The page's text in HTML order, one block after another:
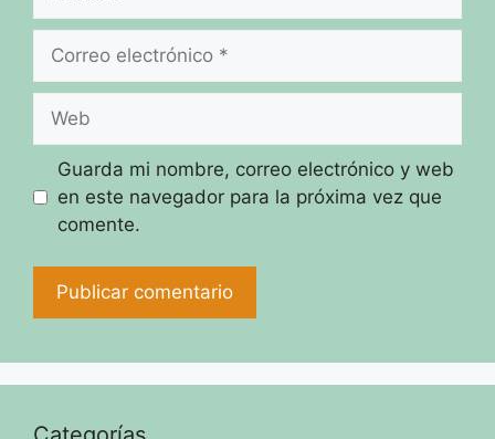
electrónico
Guarda mi nombre, correo electrónico y web
en este navegador para la próxima vez que
comente.